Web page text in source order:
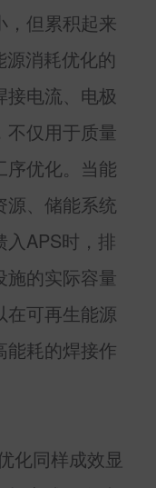
，但累积起来
源消耗优化的
接电流、电极
不仅用于质量
序优化。当能
源、储能系统
APS时，排
施的实际容量
在可再生能源
能耗的焊接作
化同样成效显